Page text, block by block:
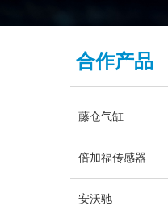
合作产品
藤仓气缸
倍加福传感器
安沃驰